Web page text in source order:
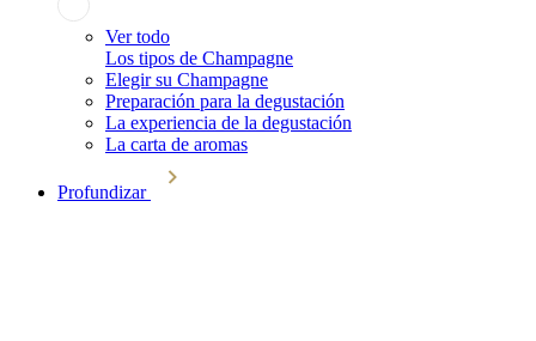
Ver todo
Los tipos de Champagne
Elegir su Champagne
Preparación para la degustación
La experiencia de la degustación
La carta de aromas
Profundizar